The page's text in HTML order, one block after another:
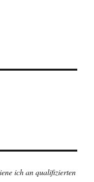
ich an qualifizierten